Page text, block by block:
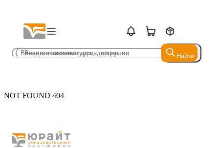
Найти
Найти
NOT FOUND 404